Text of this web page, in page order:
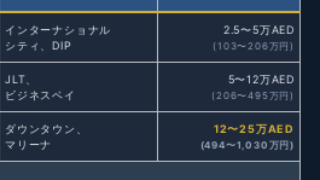
インターナショナル
シティ、DIP
2.5〜5万AED
(103〜206万円)
JLT、
ビジネスベイ
5〜12万AED
(206〜495万円)
ダウンタウン、
マリーナ
12〜25万AED
(494〜1,030万円)